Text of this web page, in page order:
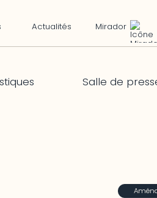
Actualités Mirador
Salle de